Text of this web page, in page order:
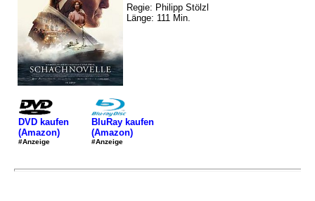
Regie: Philipp Stölzl
Länge: 111 Min.
DVD kaufen
(Amazon)
#Anzeige
BluRay kaufen
(Amazon)
#Anzeige